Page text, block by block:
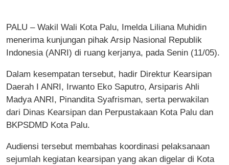
PALU – Wakil Wali Kota Palu, Imelda Liliana Muhidin
menerima kunjungan pihak Arsip Nasional Republik
Indonesia (ANRI) di ruang kerjanya, pada Senin (11/05).
Dalam kesempatan tersebut, hadir Direktur Kearsipan
Daerah I ANRI, Irwanto Eko Saputro, Arsiparis Ahli
Madya ANRI, Pinandita Syafrisman, serta perwakilan
dari Dinas Kearsipan dan Perpustakaan Kota Palu dan
BKPSDMD Kota Palu.
Audiensi tersebut membahas koordinasi pelaksanaan
sejumlah kegiatan kearsipan yang akan digelar di Kota